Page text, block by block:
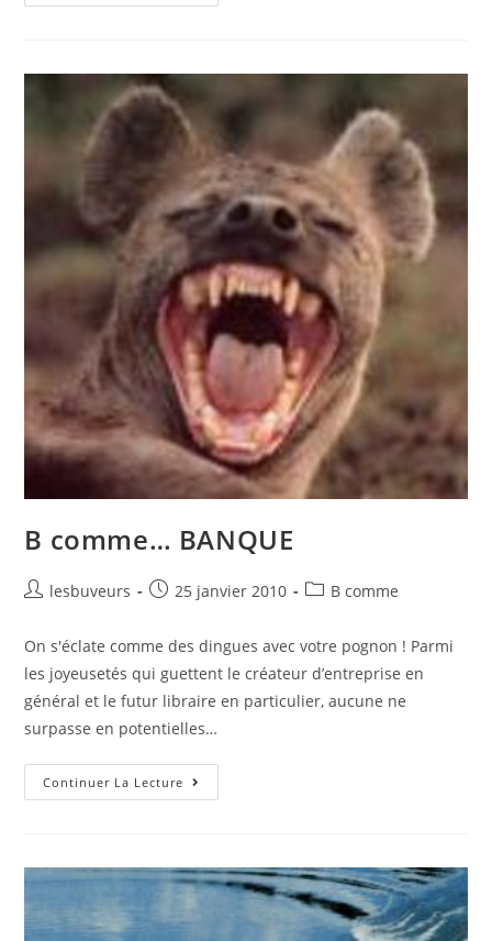
B comme… BANQUE
lesbuveurs 25 janvier 2010 B comme
On s'éclate comme des dingues avec votre pognon ! Parmi
les joyeusetés qui guettent le créateur d’entreprise en
général et le futur libraire en particulier, aucune ne
surpasse en potentielles…
Continuer La Lecture